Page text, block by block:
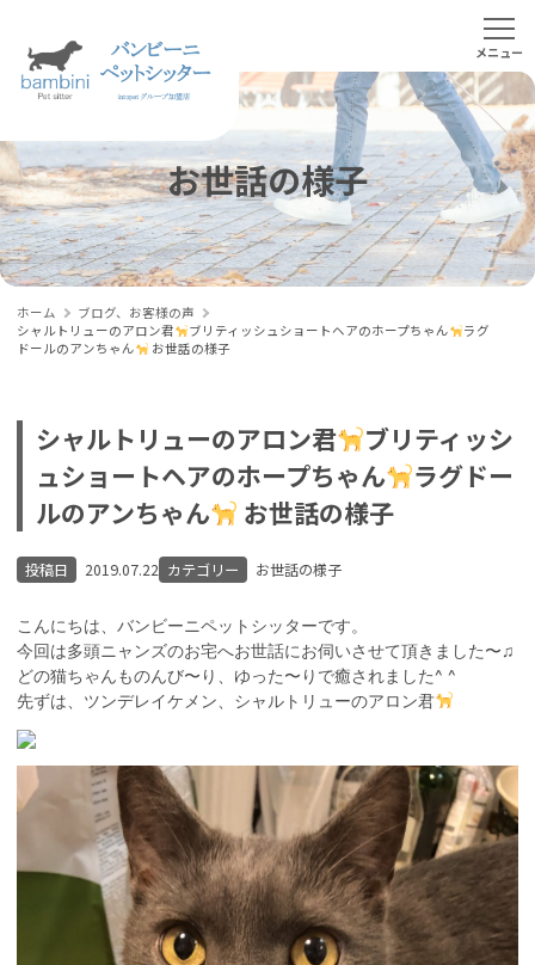
お世話の様子
ホーム
ブログ、お客様の声
シャルトリューのアロン君
ブリティッシュショートヘアのホープちゃん
ラグ
ドールのアンちゃん
お世話の様子
シャルトリューのアロン君
ブリティッシ
ュショートヘアのホープちゃん
ラグドー
ルのアンちゃん
お世話の様子
投稿日 2019.07.22 カテゴリー お世話の様子
こんにちは、バンビーニペットシッターです。
今回は多頭ニャンズのお宅へお世話にお伺いさせて頂きました〜♫
どの猫ちゃんものんび〜り、ゆった〜りで癒されました^ ^
先ずは、ツンデレイケメン、シャルトリューのアロン君